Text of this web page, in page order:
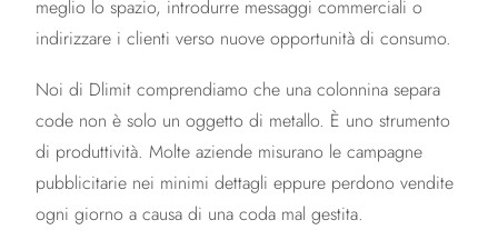
meglio lo spazio, introdurre messaggi commerciali o
indirizzare i clienti verso nuove opportunità di consumo.
Noi di Dlimit comprendiamo che una colonnina separa
code non è solo un oggetto di metallo. È uno strumento
di produttività. Molte aziende misurano le campagne
pubblicitarie nei minimi dettagli eppure perdono vendite
ogni giorno a causa di una coda mal gestita.